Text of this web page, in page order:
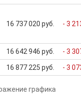
16 737 020 руб. - 3
16 642 946 руб. - 3
16 877 225 руб. - 3
графика